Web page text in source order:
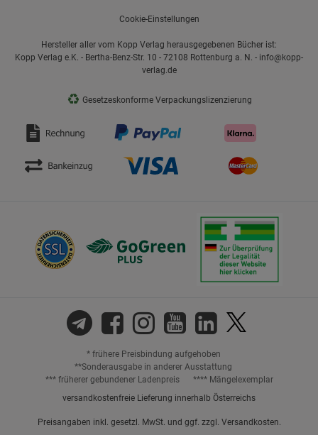
Cookie-Einstellungen
Hersteller aller vom Kopp Verlag herausgegebenen Bücher ist:
Kopp Verlag e.K. - Bertha-Benz-Str. 10 - 72108 Rottenburg a. N. - info@kopp-
verlag.de
♻ Gesetzeskonforme Verpackungslizenzierung
* frühere Preisbindung aufgehoben
**Sonderausgabe in anderer Ausstattung
*** früherer gebundener Ladenpreis
**** Mängelexemplar
versandkostenfreie Lieferung innerhalb Österreichs
Preisangaben inkl. gesetzl. MwSt. und ggf. zzgl. Versandkosten.